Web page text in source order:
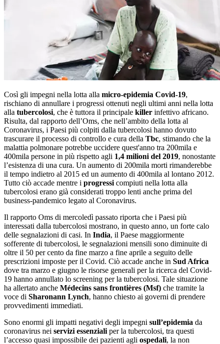
Così gli impegni nella lotta alla micro-epidemia Covid-19,
rischiano di annullare i progressi ottenuti negli ultimi anni nella lotta
alla tubercolosi, che è tuttora il principale killer infettivo africano.
Risulta, dal rapporto dell’Oms, che nell’ambito della lotta al
Coronavirus, i Paesi più colpiti dalla tubercolosi hanno dovuto
trascurare il processo di controllo e cura della Tbc, stimando che la
malattia polmonare potrebbe uccidere quest'anno tra 200mila e
400mila persone in più rispetto agli 1,4 milioni del 2019, nonostante
l’esistenza di una cura. Un aumento di 200mila morti rimanderebbe
il tempo indietro al 2015 ed un aumento di 400mila al lontano 2012.
Tutto ciò accade mentre i progressi compiuti nella lotta alla
tubercolosi erano già considerati troppo lenti anche prima del
business-pandemico legato al Coronavirus.
Il rapporto Oms di mercoledì passato riporta che i Paesi più
interessati dalla tubercolosi mostrano, in questo anno, un forte calo
delle segnalazioni di casi. In India, il Paese maggiormente
sofferente di tubercolosi, le segnalazioni mensili sono diminuite di
oltre il 50 per cento da fine marzo a fine aprile a seguito delle
prescrizioni imposte per il Covid. Ciò accade anche in Sud Africa
dove tra marzo e giugno le risorse generali per la ricerca del Covid-
19 hanno annullato lo screening per la tubercolosi. Tale situazione
ha allertato anche Médecins sans frontières (Msf) che tramite la
voce di Sharonann Lynch, hanno chiesto ai governi di prendere
provvedimenti immediati.
Sono enormi gli impatti negativi degli impegni sull’epidemia da
coronavirus nei servizi essenziali per la tubercolosi, tra questi
l’accesso quasi impossibile dei pazienti agli ospedali, la non